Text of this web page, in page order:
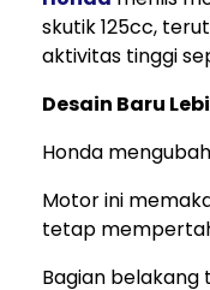
skutik 125cc,
aktivitas tinggi
Desain Baru
Honda
Motor ini
tetap
Bagian belakang